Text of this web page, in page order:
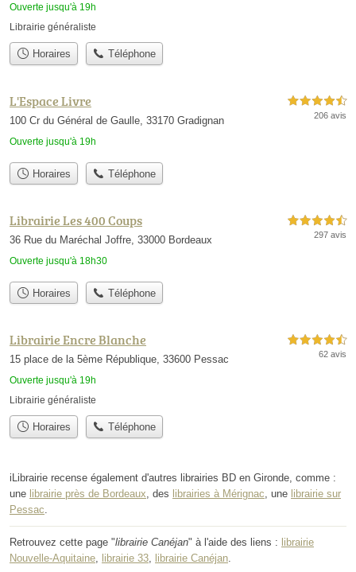
Ouverte jusqu'à 19h
Librairie généraliste
Horaires Téléphone
L'Espace Livre
100 Cr du Général de Gaulle, 33170 Gradignan
Ouverte jusqu'à 19h
4,5 étoiles sur 5
206 avis
Horaires Téléphone
Librairie Les 400 Coups
36 Rue du Maréchal Joffre, 33000 Bordeaux
Ouverte jusqu'à 18h30
4,5 étoiles sur 5
297 avis
Horaires Téléphone
Librairie Encre Blanche
15 place de la 5ème République, 33600 Pessac
Ouverte jusqu'à 19h
4,5 étoiles sur 5
62 avis
Librairie généraliste
Horaires Téléphone
iLibrairie recense également d'autres librairies BD en Gironde, comme :
une librairie près de Bordeaux , des librairies à Mérignac , une librairie sur
Pessac
Retrouvez cette page "librairie Canéjan" à l'aide des liens : librairie
Nouvelle-Aquitaine librairie 33 librairie Canéjan